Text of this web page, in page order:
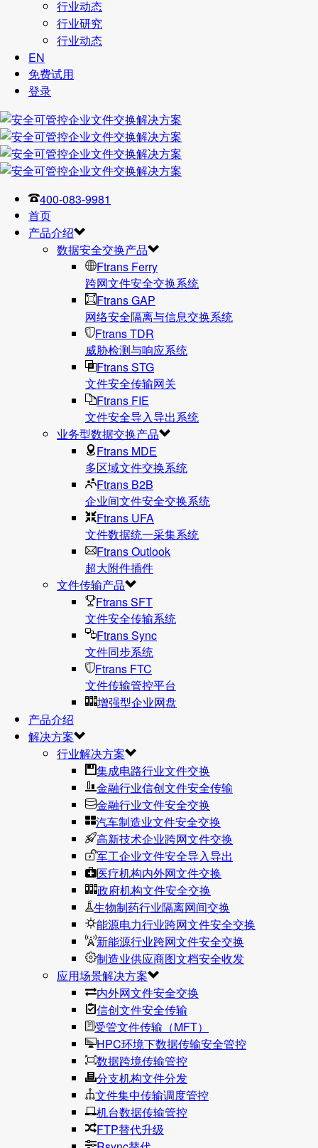
行业动态
行业研究
行业动态
EN
免费试用
登录
400-083-9981
首页
产品介绍
数据安全交换产品
Ftrans Ferry
跨网文件安全交换系统
Ftrans GAP
网络安全隔离与信息交换系统
Ftrans TDR
威胁检测与响应系统
Ftrans STG
文件安全传输网关
Ftrans FIE
文件安全导入导出系统
业务型数据交换产品
Ftrans MDE
多区域文件交换系统
Ftrans B2B
企业间文件安全交换系统
Ftrans UFA
文件数据统⼀采集系统
Ftrans Outlook
超大附件插件
文件传输产品
Ftrans SFT
文件安全传输系统
Ftrans Sync
文件同步系统
Ftrans FTC
文件传输管控平台
增强型企业网盘
产品介绍
解决方案
行业解决方案
集成电路行业文件交换
金融行业信创文件安全传输
金融行业文件安全交换
汽车制造业文件安全交换
高新技术企业跨网文件交换
军工企业文件安全导入导出
医疗机构内外网文件交换
政府机构文件安全交换
生物制药行业隔离网间交换
能源电力行业跨网文件安全交换
新能源行业跨网文件安全交换
制造业供应商图文档安全收发
应用场景解决方案
内外网文件安全交换
信创文件安全传输
受管文件传输（MFT）
HPC环境下数据传输安全管控
数据跨境传输管控
分支机构文件分发
文件集中传输调度管控
机台数据传输管控
FTP替代升级